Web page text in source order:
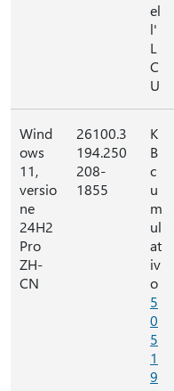
el
l'
L
C
U
Wind
ows
11,
versio
ne
24H2
Pro
ZH-
CN
26100.3
194.250
208-
1855
K
B
c
u
m
ul
at
iv
o
5
0
5
1
9